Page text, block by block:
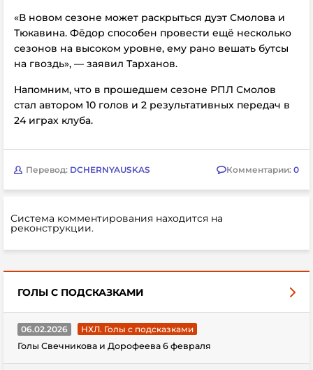
«В новом сезоне может раскрыться дуэт Смолова и
Тюкавина. Фёдор способен провести ещё несколько
сезонов на высоком уровне, ему рано вешать бутсы
на гвоздь», — заявил Тарханов.
Напомним, что в прошедшем сезоне РПЛ Смолов
стал автором 10 голов и 2 результативных передач в
24 играх клуба.
Перевод: DCHERNYAUSKAS Комментарии: 0
Система комментирования находится на
реконструкции.
ГОЛЫ С ПОДСКАЗКАМИ
06.02.2026
НХЛ. Голы с подсказками
Голы Свечникова и Дорофеева 6 февраля